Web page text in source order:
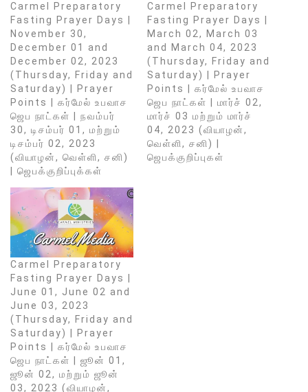
Carmel Preparatory
Fasting Prayer Days |
November 30,
December 01 and
December 02, 2023
(Thursday, Friday and
Saturday) | Prayer
Points | கர்மேல் உபவாச
ஜெப நாட்கள் | நவம்பர்
30, டிசம்பர் 01, மற்றும்
டிசம்பர் 02, 2023
(வியாழன், வெள்ளி, சனி)
| ஜெபக்குறிப்புக்கள்
Carmel Preparatory
Fasting Prayer Days |
March 02, March 03
and March 04, 2023
(Thursday, Friday and
Saturday) | Prayer
Points | கர்மேல் உபவாச
ஜெப நாட்கள் | மார்ச் 02,
மார்ச் 03 மற்றும் மார்ச்
04, 2023 (வியாழன்,
வெள்ளி, சனி) |
ஜெபக்குறிப்புகள்
Carmel Preparatory
Fasting Prayer Days |
June 01, June 02 and
June 03, 2023
(Thursday, Friday and
Saturday) | Prayer
Points | கர்மேல் உபவாச
ஜெப நாட்கள் | ஜூன் 01,
ஜூன் 02, மற்றும் ஜூன்
03, 2023 (வியாழன்,